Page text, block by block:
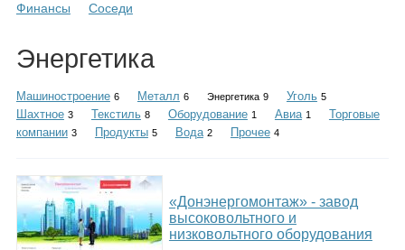
Инфо
Гороскоп
Финансы
Соседи
Энергетика
Машиностроение 6 Металл 6 Энергетика 9 Уголь 5
Шахтное 3 Текстиль 8 Оборудование 1 Авиа 1
Торговые
компании 3 Продукты 5 Вода 2 Прочее 4
«Донэнергомонтаж» - завод
высоковольтного и
низковольтного оборудования